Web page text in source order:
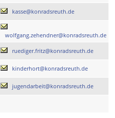
kasse@konradsreuth.de
wolfgang.zehendner@konradsreuth.de
ruediger.fritz@konradsreuth.de
kinderhort@konradsreuth.de
jugendarbeit@konradsreuth.de